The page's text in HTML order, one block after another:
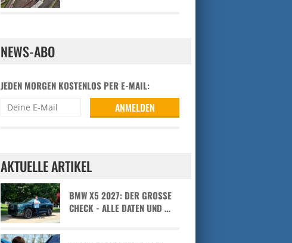
NEWS-ABO
JEDEN MORGEN KOSTENLOS PER E-MAIL:
AKTUELLE ARTIKEL
BMW X5 2027: DER GROSSE C
HECK - ALLE DATEN UND …